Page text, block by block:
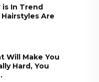
is In Trend
Are
Will Make You
Hard, You